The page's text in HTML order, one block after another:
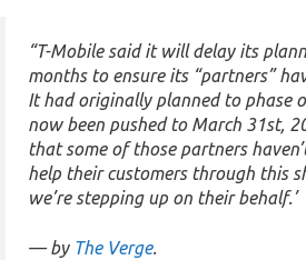
“T-Mobile said it will delay its
months to ensure its “partners”
It had originally planned to phase
now been pushed to March 31st,
that some of those partners
help their customers through this
we’re stepping up on their behalf.’
— by The Verge.